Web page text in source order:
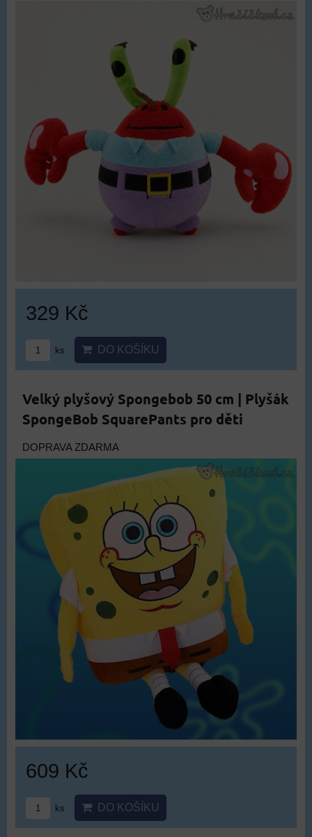
329 Kč
ks DO KOŠÍKU
Velký plyšový Spongebob 50 cm | Plyšák
SpongeBob SquarePants pro děti
DOPRAVA ZDARMA
609 Kč
ks DO KOŠÍKU